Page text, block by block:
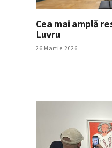
Cea mai amplă
Luvru
26 Martie 2026